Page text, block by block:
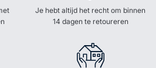
Je hebt altijd het recht om binnen
14 dagen te retoureren